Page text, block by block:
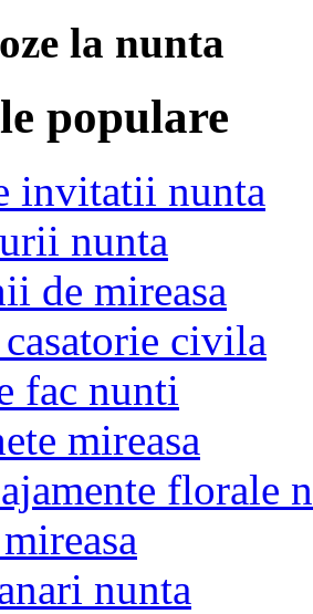
la nunta
populare
invitatii nunta
nunta
de mireasa
civila
fac nunti
mireasa
florale
nunta